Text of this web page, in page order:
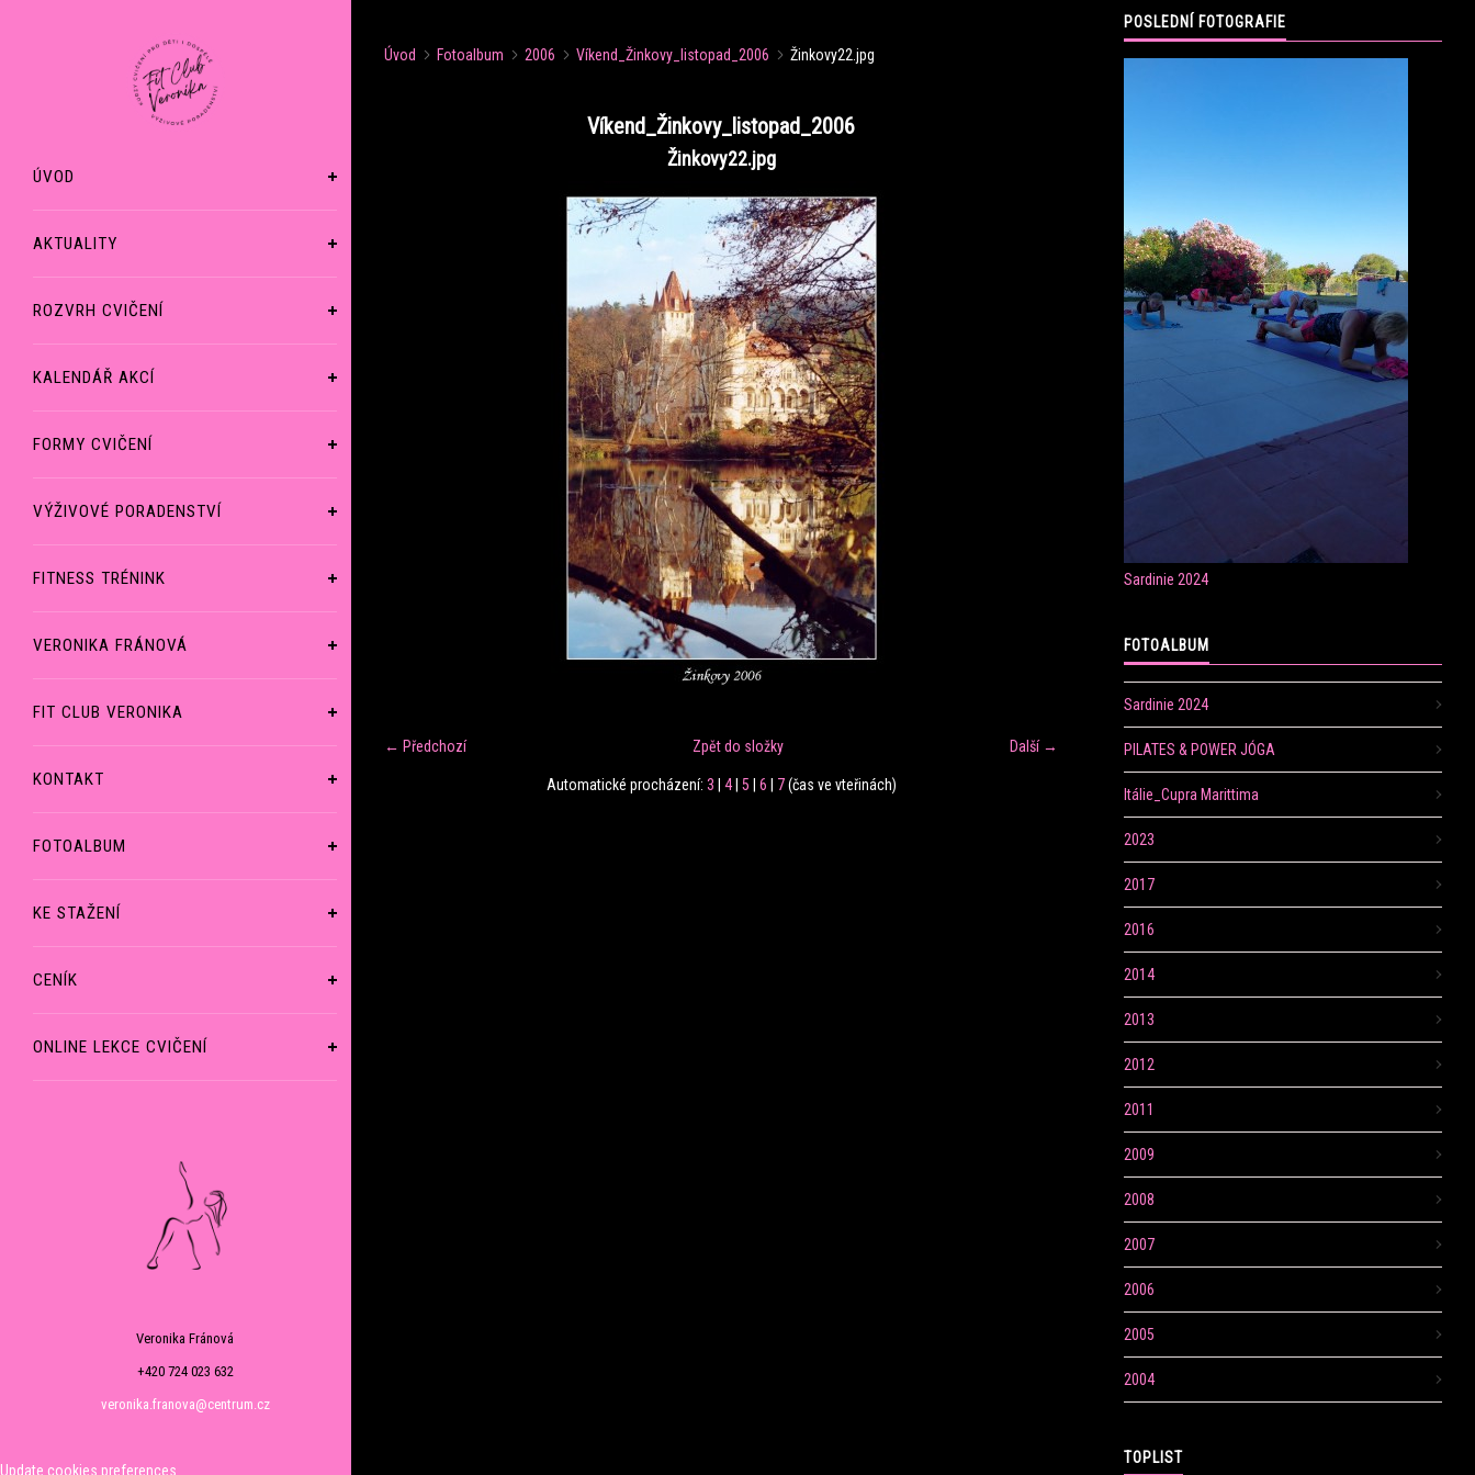
ÚVOD
AKTUALITY
ROZVRH CVIČENÍ
KALENDÁŘ AKCÍ
FORMY CVIČENÍ
VÝŽIVOVÉ PORADENSTVÍ
FITNESS TRÉNINK
VERONIKA FRÁNOVÁ
FIT CLUB VERONIKA
KONTAKT
FOTOALBUM
KE STAŽENÍ
CENÍK
ONLINE LEKCE CVIČENÍ
Veronika Fránová
+420 724 023 632
veronika.franova@centrum.cz
Update cookies preferences
Úvod Fotoalbum 2006 Víkend_Žinkovy_listopad_2006 Žinkovy22.jpg
Víkend_Žinkovy_listopad_2006
Žinkovy22.jpg
← Předchozí Další →
Zpět do složky
Automatické procházení: 3 4| 5 6 7(čas ve vteřinách)
POSLEDNÍ FOTOGRAFIE
Sardinie 2024
FOTOALBUM
Sardinie 2024
PILATES & POWER JÓGA
Itálie_Cupra Marittima
2023
2017
2016
2014
2013
2012
2011
2009
2008
2007
2006
2005
2004
TOPLIST